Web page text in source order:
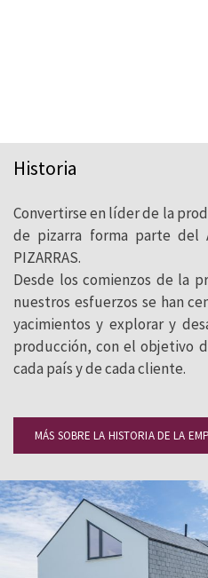
1 de cada 2
el mundo es de CUPA
tras más de un
convertido en el
fabricación y
pizarra natural.
Historia
Convertirse en líder de la
de pizarra forma parte del
PIZARRAS.
Desde los comienzos de la
nuestros esfuerzos se han
yacimientos y explorar y
producción, con el objetivo
cada país y de cada cliente.
MÁS SOBRE LA HISTORIA DE LA